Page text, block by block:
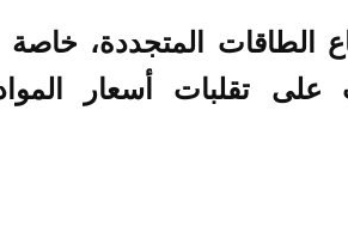
المتجددة، خاصة
تقلبات أسعار